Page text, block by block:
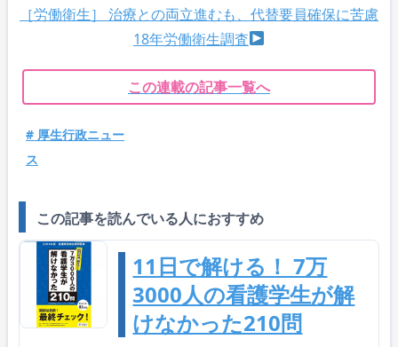
［労働衛生］ 治療との両立進むも、代替要員確保に苦慮
18年労働衛生調査
この連載の記事一覧へ
# 厚生行政ニュー
ス
この記事を読んでいる人におすすめ
11日で解ける！ 7万
3000人の看護学生が解
けなかった210問